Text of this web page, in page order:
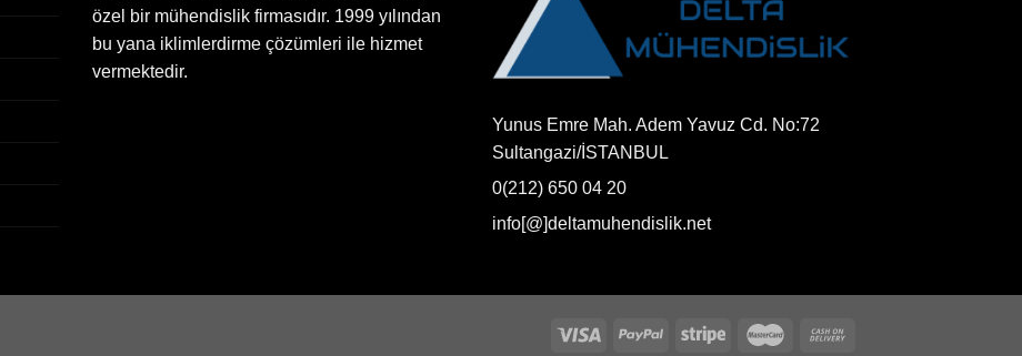
özel bir mühendislik firmasıdır. 1999 yılından
bu yana iklimlerdirme çözümleri ile hizmet
vermektedir.
Yunus Emre Mah. Adem Yavuz Cd. No:72
Sultangazi/İSTANBUL
0(212) 650 04 20
info[@]deltamuhendislik.net